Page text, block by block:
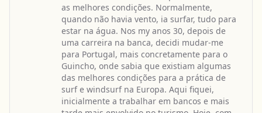
as melhores condições. Normalmente,
quando não havia vento, ia surfar, tudo para
estar na água. Nos my anos 30, depois de
uma carreira na banca, decidi mudar-me
para Portugal, mais concretamente para o
Guincho, onde sabia que existiam algumas
das melhores condições para a prática de
surf e windsurf na Europa. Aqui fiquei,
inicialmente a trabalhar em bancos e mais